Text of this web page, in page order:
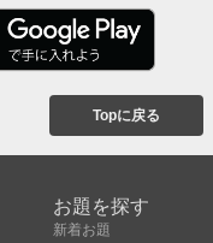
Topに戻る
お題を探す
新着お題